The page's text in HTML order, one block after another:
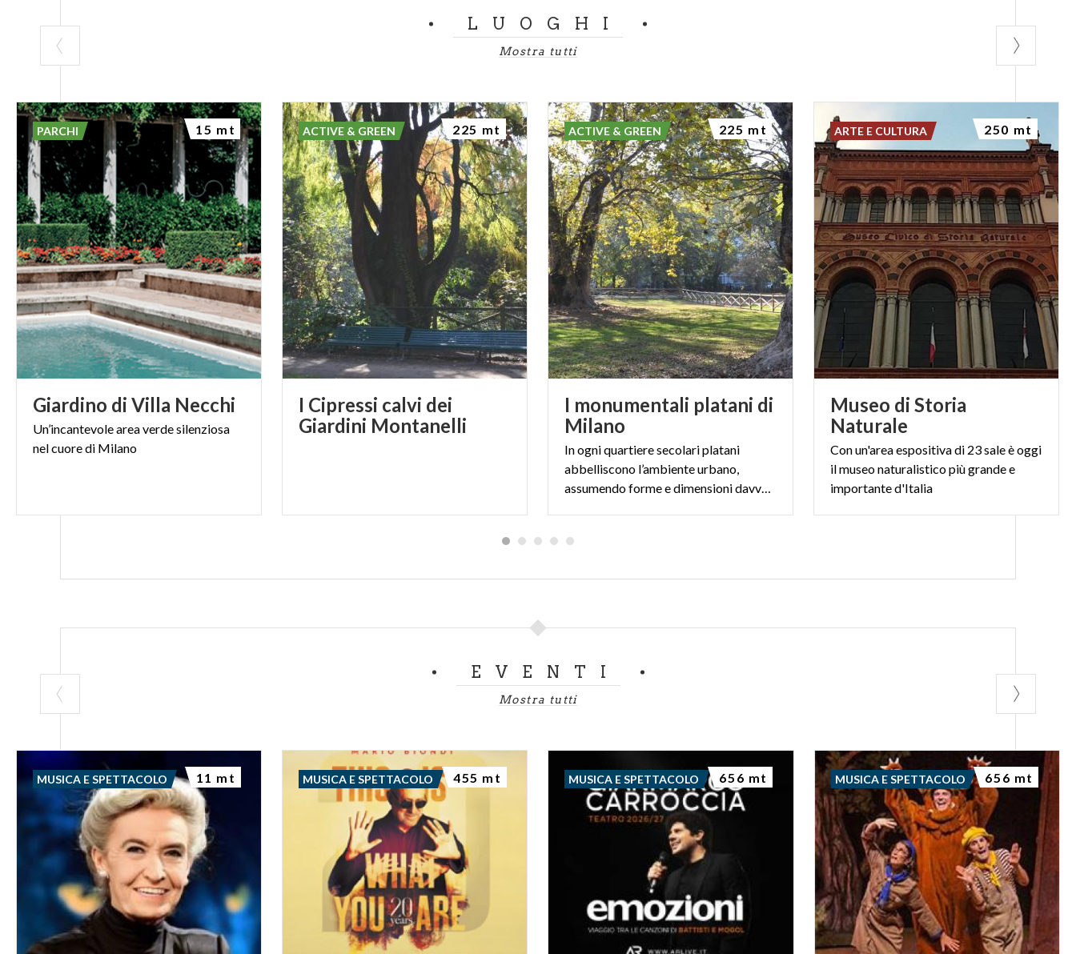
LUOGHI
Mostra tutti
Giardino di Villa Necchi
Un’incantevoleareaverdesilenziosa
nelcuoredi Milano
PARCHI 15 mt
I Cipressi calvi dei
Giardini Montanelli
ACTIVE & GREEN 225 mt
I monumentali platani di
Milano
In ogni quartiere secolari platani
abbelliscono l’ambiente urbano,
assumendo forme e dimensioni davvero speciali.
ACTIVE & GREEN 225 mt
Museo di Storia
Naturale
Con un'area espositiva di 23 sale è oggi
il museo naturalistico più grande e
importante d'Italia
ARTE E CULTURA 250 mt
EVENTI
Mostra tutti
MUSICA E SPETTACOLO 11 mt MUSICA E SPETTACOLO 455 mt MUSICA E SPETTACOLO 656 mt MUSICA E SPETTACOLO 656 mt